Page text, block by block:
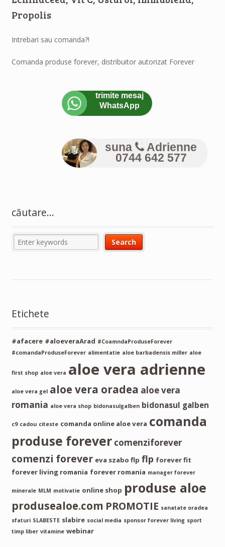
Propolis
Intrebari sau comanda?!
Comanda produse forever, distribuitor autorizat Forever
trimite mesaj
WhatsApp
suna
Adrienne
0744 642 577
căutare…
Etichete
#afacere #aloeveraArad #CoamndaProduseForever
#comandaProduseForever alimentatie aloe barbadensis miller aloe
first shop aloe vera aloe vera adrienne
aloe vera gel aloe vera oradea aloe vera
romania aloe vera shop bidonasulgalben bidonasul galben
c9 cadou citeste comanda online aloe vera comanda
produse forever comenziforever
comenzi forever eva szabo flp flp forever fit
forever living romania forever romania manager forever
minerale MLM motivatie online shop produse aloe
produsealoe.com PROMOTIE sanatate oradea
sfaturi SLABESTE slabire social media sponsor forever living sport
timp liber vitamine webinar